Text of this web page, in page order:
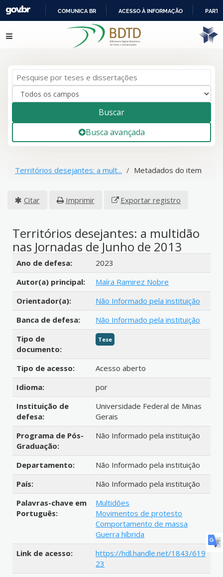
IR
PARA
COMUNICA BR ACESSO À INFORMAÇÃO
Pular para o conteúdo
Buscar
Busca avançada
Territórios desejantes: a mult... Metadados do item
Citar Imprimir Exportar registro
Territórios desejantes: a multidão
nas Jornadas de Junho de 2013
Detalhes bibliográficos
Ano de defesa:
2023
Autor(a) principal:
Maíra Ramirez Nobre
Orientador(a):
Não Informado pela instituição
Banca de defesa:
Não Informado pela instituição
Tipo de
documento:
Tese
Tipo de acesso:
Acesso aberto
Idioma:
por
Instituição de
defesa:
Universidade Federal de Minas
Gerais
Programa de Pós-
Graduação:
Não Informado pela instituição
Departamento:
Não Informado pela instituição
País:
Não Informado pela instituição
Palavras-chave em
Português:
Multidões
Movimentos de protesto
Comportamento de massa
Guerra híbrida
Link de acesso:
https://hdl.handle.net/1843/619
23